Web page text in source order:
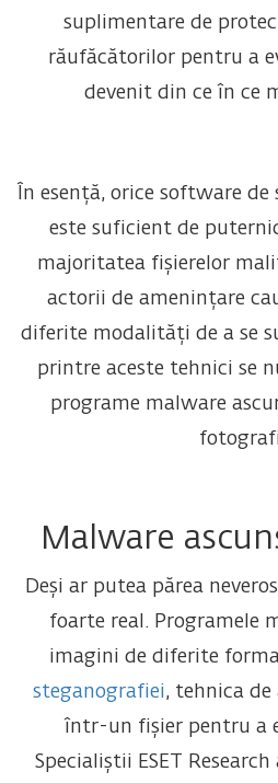
suplimentare de
răufăcătorilor pentru a
devenit din ce în ce
În esență, orice software
este suficient de
majoritatea fișierelor
actorii de amenințare
diferite modalități de a se
printre aceste tehnici se
programe malware
Malware
Deși ar putea părea
foarte real. Programele
imagini de diferite
steganografiei, tehnica de
într-un fișier pentru a
Specialiștii ESET